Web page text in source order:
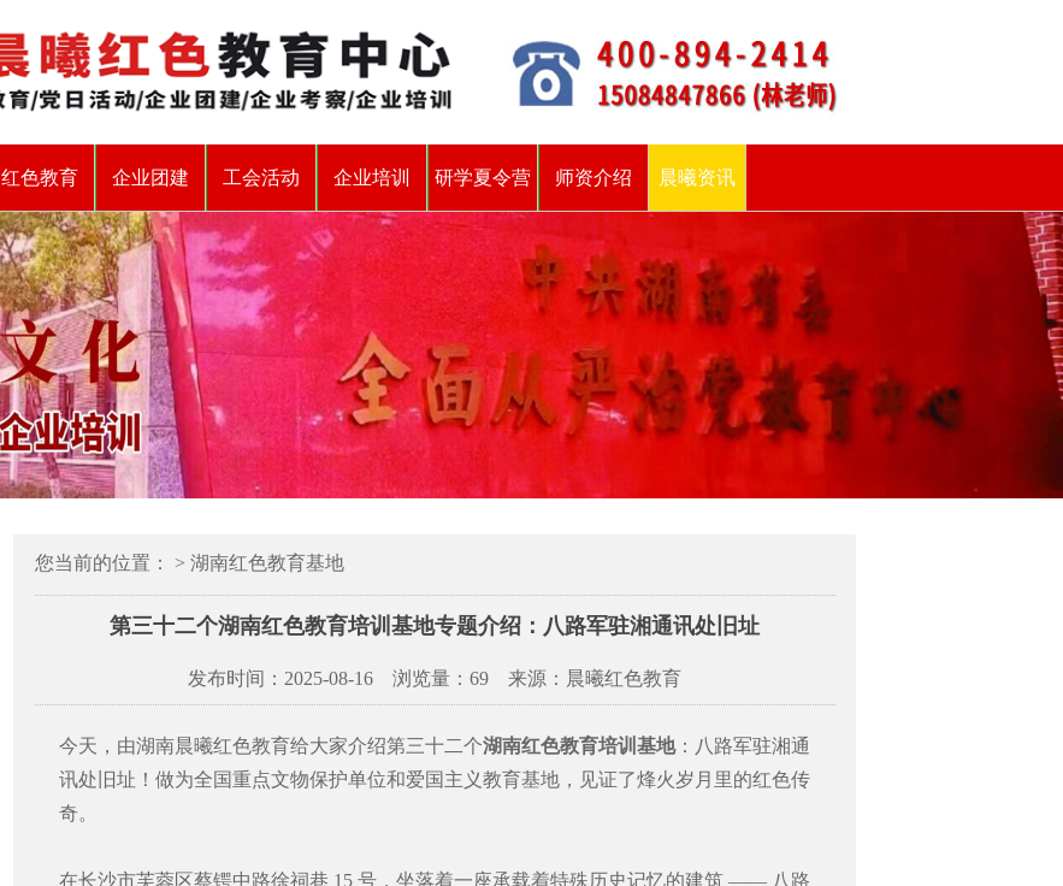
红色教育 企业团建 工会活动 企业培训 研学夏令营 师资介绍 晨曦资讯
您当前的位置： > 湖南红色教育基地
第三十二个湖南红色教育培训基地专题介绍：八路军驻湘通讯处旧址
发布时间：2025-08-16 浏览量： 69 来源：晨曦红色教育
今天，由湖南晨曦红色教育给大家介绍第三十二个湖南红色教育培训基地：八路军驻湘通
讯处旧址！做为全国重点文物保护单位和爱国主义教育基地，见证了烽火岁月里的红色传
奇。
在长沙市芙蓉区蔡锷中路徐祠巷 15 号，坐落着一座承载着特殊历史记忆的建筑 —— 八路